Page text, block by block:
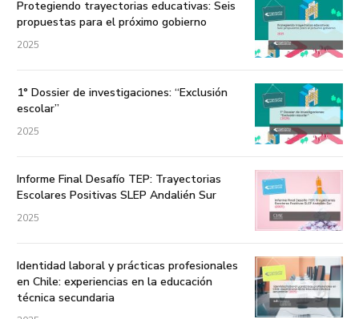
Protegiendo trayectorias educativas: Seis
propuestas para el próximo gobierno
2025
1° Dossier de investigaciones: “Exclusión
escolar”
2025
Informe Final Desafío TEP: Trayectorias
Escolares Positivas SLEP Andalién Sur
2025
Identidad laboral y prácticas profesionales
en Chile: experiencias en la educación
técnica secundaria